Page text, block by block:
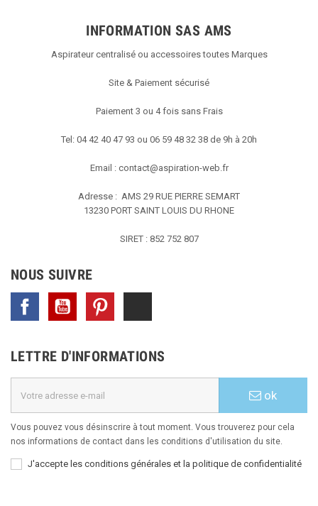
INFORMATION SAS AMS
Aspirateur centralisé ou accessoires toutes Marques
Site & Paiement sécurisé
Paiement 3 ou 4 fois sans Frais
Tel: 04 42 40 47 93 ou 06 59 48 32 38 de 9h à 20h
Email : contact@aspiration-web.fr
Adresse : AMS 29 RUE PIERRE SEMART
13230 PORT SAINT LOUIS DU RHONE
SIRET : 852 752 807
NOUS SUIVRE
Facebook YouTube
LETTRE D'INFORMATIONS
ok
Vous pouvez vous désinscrire à tout moment. Vous trouverez pour cela
nos informations de contact dans les conditions d'utilisation du site.
J'accepte les conditions générales et la politique de confidentialité